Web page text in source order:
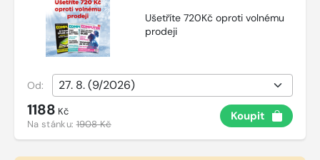
Ušetříte 720Kč oproti volnému
prodeji
Od:
1188 Kč
Na stánku:1908 Kč
Koupit